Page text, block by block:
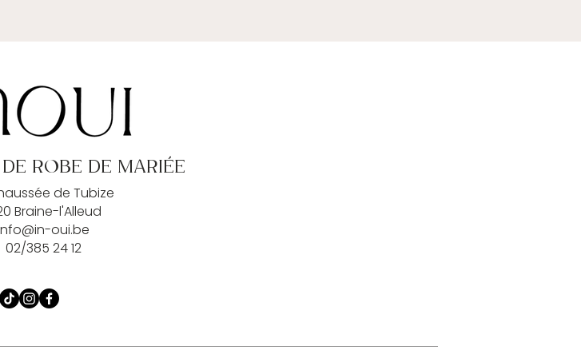
ROBE DE MARIÉE
de Tubize
Braine-l'Alleud
oui.be
02/385 24 12